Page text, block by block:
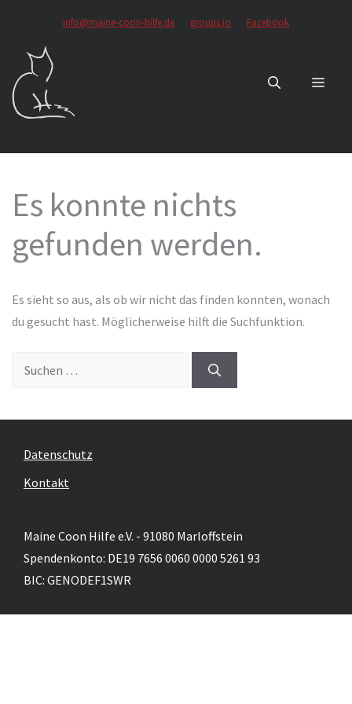
springen
info@maine-coon-hilfe.de groups.io Facebook
Es konnte nichts
gefunden werden.
Es sieht so aus, als ob wir nicht das finden konnten, wonach
du gesucht hast. Möglicherweise hilft die Suchfunktion.
Suche
Datenschutz
Kontakt
Maine Coon Hilfe e.V. - 91080 Marloffstein
Spendenkonto: DE19 7656 0060 0000 5261 93
BIC: GENODEF1SWR